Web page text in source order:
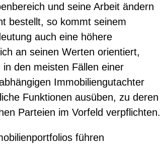
und seine Arbeit ändern
bestellt, so kommt seinem
auch eine höhere
an seinen Werten orientiert,
den meisten Fällen einer
Immobiliengutachter
Funktionen ausüben, zu deren
Parteien im Vorfeld verpflichten.
führen